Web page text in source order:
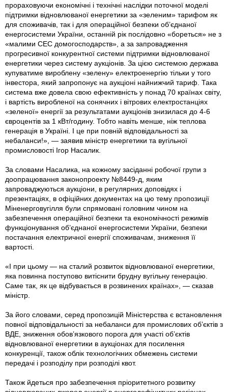
прораховуючи економічні і технічні наслідки поточної моделі
підтримки відновлюваної енергетики за «зеленим» тарифом як
для споживачів, так і для операційної безпеки об’єднаної
енергосистеми України, останній рік послідовно «бореться» не з
«малими СЕС домогосподарств», а за запровадження
прогресивної конкурентної системи підтримки відновлюваної
енергетики через систему аукціонів. За цією системою держава
купуватиме вироблену «зелену» електроенергію тільки у того
інвестора, який запропонує на аукціоні найнижчий тариф. Така
система вже довела свою ефективність у понад 70 країнах світу,
і вартість виробленої на сонячних і вітрових електростанціях
«зеленої» енергії за результатами аукціонів знизилася до 4-6
євроцентів за 1 кВт/годину. Тобто навіть менше, ніж теплова
генерація в Україні. І це при повній відповідальності за
небаланси!», — заявив міністр енергетики та вугільної
промисловості Ігор Насалик.
За словами Насалика, на кожному засіданні робочої групи з
доопрацювання законопроекту №8449-д, яким
запроваджуються аукціони, в регулярних доповідях і
презентаціях, в офіційних документах на цю тему пропозиції
Міненерговугілля були спрямовані головним чином на
забезпечення операційної безпеки та економічності режимів
функціонування об’єднаної енергосистеми України, безпеки
постачання електричної енергії споживачам, зниження її
вартості.
«І при цьому — на сталий розвиток відновлюваної енергетики,
яка повинна поступово витіснити брудну вугільну генерацію.
Саме так, як це відбувається в розвинених країнах», — сказав
міністр.
За його словами, серед пропозицій Міністерства є встановлення
повної відповідальності за небаланси для промислових об’єктів з
ВДЕ, зниження обов’язкового порога для участі об’єктів
відновлюваної енергетики в аукціонах для посилення
конкуренції, також облік технологічних обмежень системи
передачі і розподілу при розподілі квот.
Також йдеться про забезпечення пріоритетного розвитку